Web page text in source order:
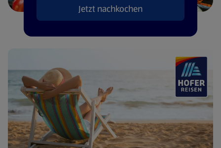
Jetzt nachkochen